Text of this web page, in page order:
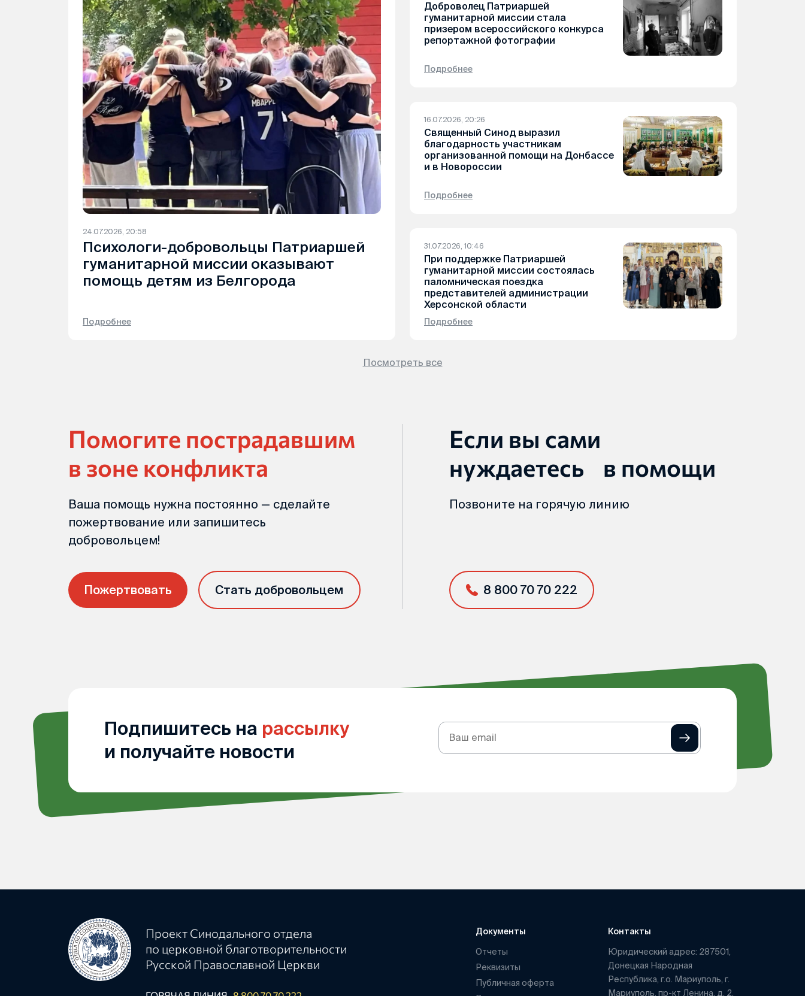
24.07.2026, 20:58
Психологи-добровольцы Патриаршей
гуманитарной миссии оказывают
помощь детям из Белгорода
Подробнее
Доброволец Патриаршей
гуманитарной миссии стала
призером всероссийского конкурса
репортажной фотографии
Подробнее
16.07.2026, 20:26
Священный Синод выразил
благодарность участникам
организованной помощи на Донбассе
и в Новороссии
Подробнее
31.07.2026, 10:46
При поддержке Патриаршей
гуманитарной миссии состоялась
паломническая поездка
представителей администрации
Херсонской области
Подробнее
Посмотреть все
Помогите пострадавшим
в зоне конфликта
Ваша помощь нужна постоянно — сделайте
пожертвование или запишитесь
добровольцем!
Пожертвовать Стать добровольцем
Если вы сами
нуждаетесь в помощи
Позвоните на горячую линию
8 800 70 70 222
Подпишитесь на рассылку
и получайте новости
Подписка
Проект Синодального отдела
по церковной благотворительности
Русской Православной Церкви
Документы
Отчеты
Реквизиты
Публичная оферта
Контакты
Юридический адрес: 287501,
Донецкая Народная
Республика, г.о. Мариуполь, г.
Мариуполь, пр-кт Ленина, д. 2,